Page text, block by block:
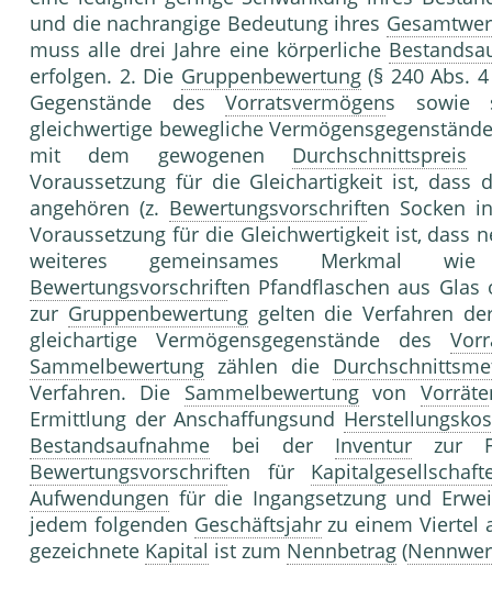
und die nachrangige Bedeutung ihres
muss alle drei Jahre eine körperliche
erfolgen. 2. Die Gruppenbewertung(§ 240 Abs.
Gegenstände desVorratsvermögens sowie
gleichwertige bewegliche
mit dem gewogenen Durchschnittspreis
Voraussetzung für die Gleichartigkeit ist, dass
angehören (z. Bewertungsvorschriften Socken
Voraussetzung für die Gleichwertigkeit ist, dass
weiteres gemeinsames Merkmal wie
Bewertungsvorschriften Pfandflaschen aus
zur Gruppenbewertunggelten die Verfahren
gleichartige Vermögensgegenstände des
Sammelbewertung zählen die
Verfahren. Die Sammelbewertungvon Vorräte
Ermittlung der Anschaffungsund
Bestandsaufnahme bei der Inventur zur
Bewertungsvorschriften für
Aufwendungen für die Ingangsetzung und
jedem folgenden Geschäftsjahrzu einem Viertel
gezeichnete Kapital ist zum Nennbetrag (